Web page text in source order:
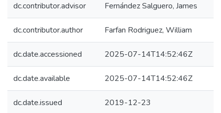
dc.contributor.advisor Fernández Salguero, James
dc.contributor.author Farfan Rodriguez, William
dc.date.accessioned 2025-07-14T14:52:46Z
dc.date.available 2025-07-14T14:52:46Z
dc.date.issued 2019-12-23